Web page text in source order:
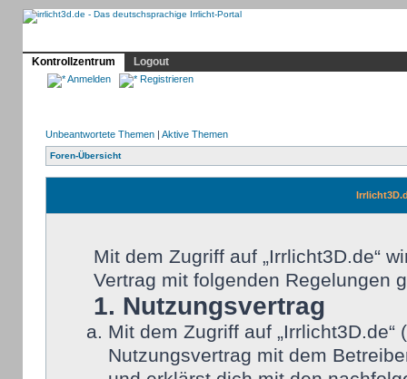
Kontrollzentrum
Logout
Anmelden Registrieren
Unbeantwortete Themen| Aktive Themen
Foren-Übersicht
Mit dem Zugriff auf „Irrlicht3D.de“
Vertrag mit folgenden Regelungen
1. Nutzungsvertrag
Mit dem Zugriff auf
Nutzungsvertrag mit dem